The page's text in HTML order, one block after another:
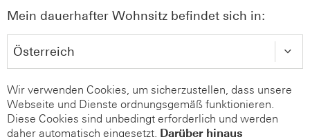
Mein dauerhafter Wohnsitz befindet sich in:
Wir verwenden Cookies, um sicherzustellen, dass unsere
Webseite und Dienste ordnungsgemäß funktionieren.
Diese Cookies sind unbedingt erforderlich und werden
daher automatisch eingesetzt. Darüber hinaus